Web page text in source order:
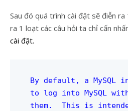
Sau đó quá trình cài đặt sẽ điễn
ra 1 loạt các câu hỏi ta chỉ cấn
cài đặt.
By default, a MySQL
to log into MySQL
them.  This is